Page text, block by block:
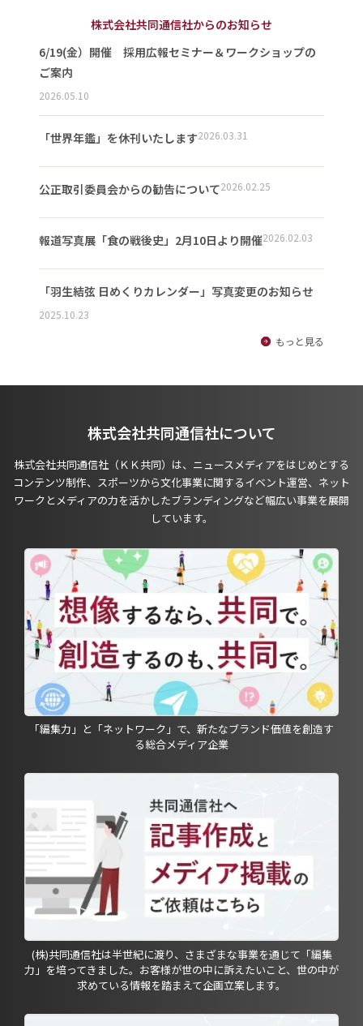
株式会社共同通信社からのお知らせ
6/19(金）開催 採用広報セミナー＆ワークショップの
ご案内
2026.05.10
「世界年鑑」を休刊いたします2026.03.31
公正取引委員会からの勧告について2026.02.25
報道写真展「食の戦後史」2月10日より開催2026.02.03
「羽生結弦 日めくりカレンダー」写真変更のお知らせ
2025.10.23
もっと見る
株式会社共同通信社について
株式会社共同通信社（ＫＫ共同）は、ニュースメディアをはじめとする
コンテンツ制作、スポーツから文化事業に関するイベント運営、ネット
ワークとメディアの力を活かしたブランディングなど幅広い事業を展開
しています。
「編集力」と「ネットワーク」で、新たなブランド価値を創造す
る総合メディア企業
(株)共同通信社は半世紀に渡り、さまざまな事業を通じて「編集
力」を培ってきました。お客様が世の中に訴えたいこと、世の中が
求めている情報を踏まえて企画立案します。